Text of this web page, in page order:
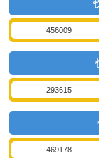
456009
293615
469178